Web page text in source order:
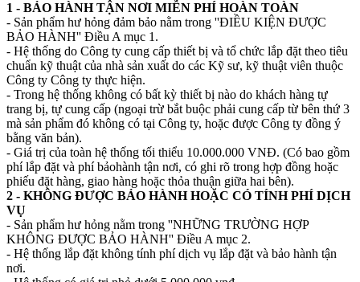
1 - BẢO HÀNH TẬN NƠI MIỄN PHÍ HOÀN TOÀN
- Sản phẩm hư hỏng đảm bảo nằm trong ''ĐIỀU KIỆN ĐƯỢC
BẢO HÀNH'' Điều A mục 1.
- Hệ thống do Công ty cung cấp thiết bị và tổ chức lắp đặt theo tiêu
chuẩn kỹ thuật của nhà sản xuất do các Kỹ sư, kỹ thuật viên thuộc
Công ty Công ty thực hiện.
- Trong hệ thống không có bất kỳ thiết bị nào do khách hàng tự
trang bị, tự cung cấp (ngoại trừ bắt buộc phải cung cấp từ bên thứ 3
mà sản phẩm đó không có tại Công ty, hoặc được Công ty đồng ý
bằng văn bản).
- Giá trị của toàn hệ thống tối thiểu 10.000.000 VNĐ. (Có bao gồm
phí lắp đặt và phí bảohành tận nơi, có ghi rõ trong hợp đồng hoặc
phiếu đặt hàng, giao hàng hoặc thỏa thuận giữa hai bên).
2 - KHÔNG ĐƯỢC BẢO HÀNH HOẶC CÓ TÍNH PHÍ DỊCH
VỤ
- Sản phẩm hư hỏng nằm trong ''NHỮNG TRƯỜNG HỢP
KHÔNG ĐƯỢC BẢO HÀNH'' Điều A mục 2.
- Hệ thống lắp đặt không tính phí dịch vụ lắp đặt và bảo hành tận
nơi.